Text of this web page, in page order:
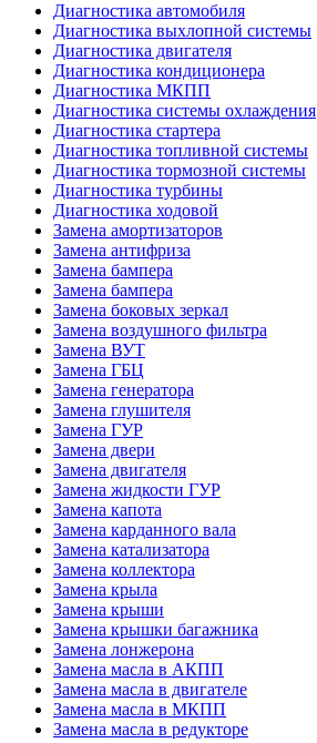
Диагностика автомобиля
Диагностика выхлопной системы
Диагностика двигателя
Диагностика кондиционера
Диагностика МКПП
Диагностика системы охлаждения
Диагностика стартера
Диагностика топливной системы
Диагностика тормозной системы
Диагностика турбины
Диагностика ходовой
Замена амортизаторов
Замена антифриза
Замена бампера
Замена бампера
Замена боковых зеркал
Замена воздушного фильтра
Замена ВУТ
Замена ГБЦ
Замена генератора
Замена глушителя
Замена ГУР
Замена двери
Замена двигателя
Замена жидкости ГУР
Замена капота
Замена карданного вала
Замена катализатора
Замена коллектора
Замена крыла
Замена крыши
Замена крышки багажника
Замена лонжерона
Замена масла в АКПП
Замена масла в двигателе
Замена масла в МКПП
Замена масла в редукторе